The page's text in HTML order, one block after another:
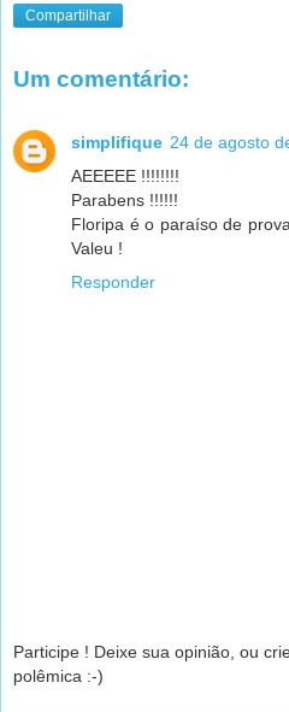
Compartilhar
Um comentário:
simplifique 24 de agosto
AEEEEE !!!!!!!!
Parabens !!!!!!
Floripa é o paraíso de
Valeu !
Responder
Participe ! Deixe sua opinião, ou
polêmica :-)